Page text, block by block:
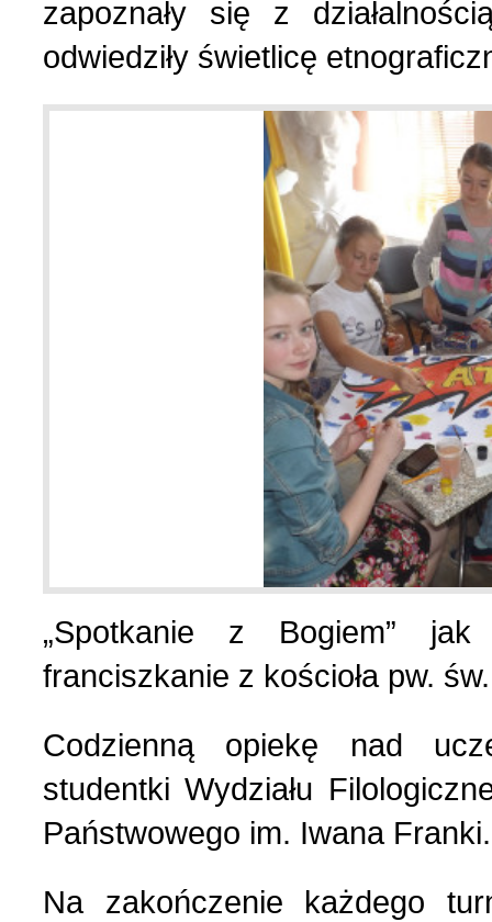
Українська сторінка
zapoznały się z
odwiedziły świetlicę
„Spotkanie z Bogiem”
franciszkanie z kościoła pw.
Codzienną opiekę nad
studentki Wydziału
Państwowego im. Iwana Franki.
Na zakończenie każdego